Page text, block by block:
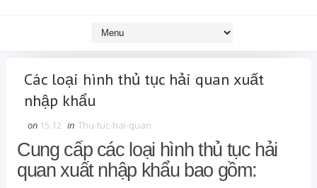
Các loại hình thủ tục hải quan xuất
nhập khẩu
on 15:12 in Thu-tuc-hai-quan
Cung cấp các loại hình thủ tục hải
quan xuất nhập khẩu bao gồm: